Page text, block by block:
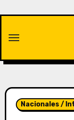
contenido
Nacionales /